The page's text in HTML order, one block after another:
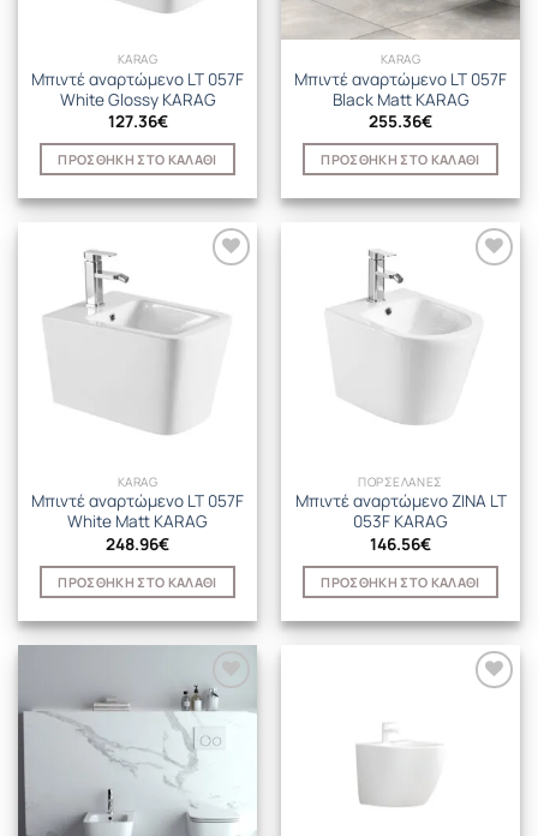
KARAG
Μπιντέ αναρτώμενο LT 057F
White Glossy KARAG
127.36€
ΠΡΟΣΘΉΚΗ ΣΤΟ ΚΑΛΆΘΙ
KARAG
Μπιντέ αναρτώμενο LT 057F
Black Matt KARAG
255.36€
ΠΡΟΣΘΉΚΗ ΣΤΟ ΚΑΛΆΘΙ
KARAG
Μπιντέ αναρτώμενο LT 057F
White Matt KARAG
248.96€
ΠΡΟΣΘΉΚΗ ΣΤΟ ΚΑΛΆΘΙ
ΠΟΡΣΕΛΑΝΕΣ
Μπιντέ αναρτώμενο ZINA LT
053F KARAG
146.56€
ΠΡΟΣΘΉΚΗ ΣΤΟ ΚΑΛΆΘΙ